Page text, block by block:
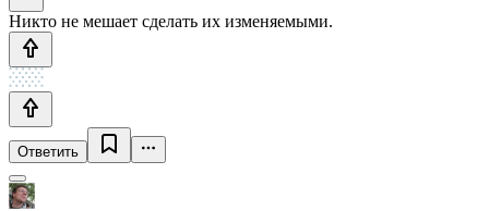
Никто не мешает сделать их изменяемыми.
Ответить